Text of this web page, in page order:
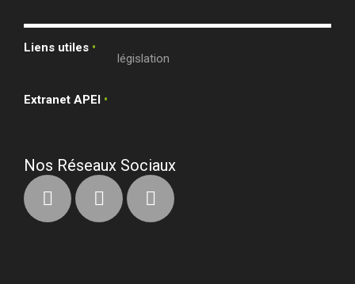
législation
Liens utiles •
Extranet APEI •
Nos Réseaux Sociaux